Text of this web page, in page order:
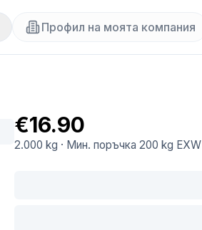
Профил на моята компания
€16.90
2.000 kg · Мин. поръчка 200 kg EXW